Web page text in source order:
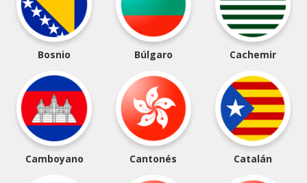
Bosnio Búlgaro Cachemir
Camboyano Cantonés Catalán